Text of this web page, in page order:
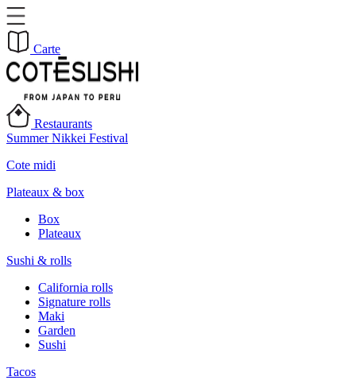
Carte
Restaurants
Summer Nikkei Festival
Cote midi
Plateaux & box
Box
Plateaux
Sushi & rolls
California rolls
Signature rolls
Maki
Garden
Sushi
Tacos